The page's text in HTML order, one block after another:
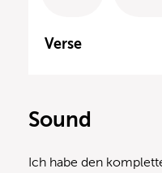
Verse
Sound
Ich habe den